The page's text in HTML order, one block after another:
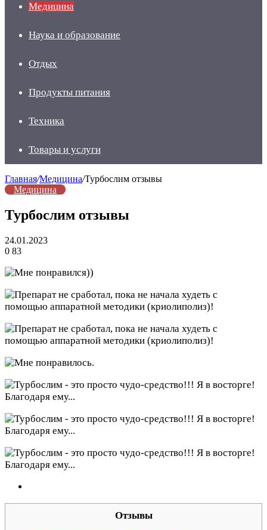
Медицина
Наука и образование
Отдых
Продукты питания
Техника
Товары и услуги
Главная/Медицина/Турбослим отзывы
Медицина
Турбослим отзывы
24.01.2023
0 83
Отзывы